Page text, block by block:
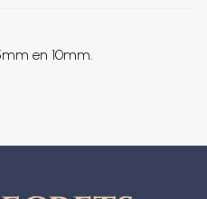
en 10mm.